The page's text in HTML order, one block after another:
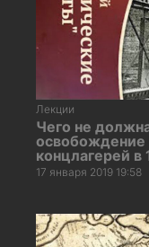
Лекции
Чего не
освобождение
концлагерей в
17 января 2019 19:58